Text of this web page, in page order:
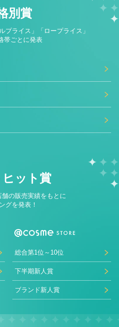
別賞
プライス」「ロープライス」
帯ごとに発表
ット賞
の販売実績をもとに
グを発表！
総合第1位～10位
下半期新人賞
ブランド新人賞